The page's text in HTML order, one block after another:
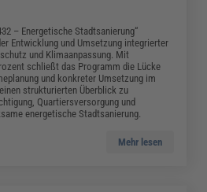
– Energetische Stadtsanierung“
Entwicklung und Umsetzung integrierter
und Klimaanpassung. Mit
schließt das Programm die Lücke
und konkreter Umsetzung im
strukturierten Überblick zu
Quartiersversorgung und
energetische Stadtsanierung.
Mehr lesen